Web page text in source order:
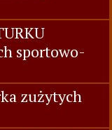
sportowo-
zużytych